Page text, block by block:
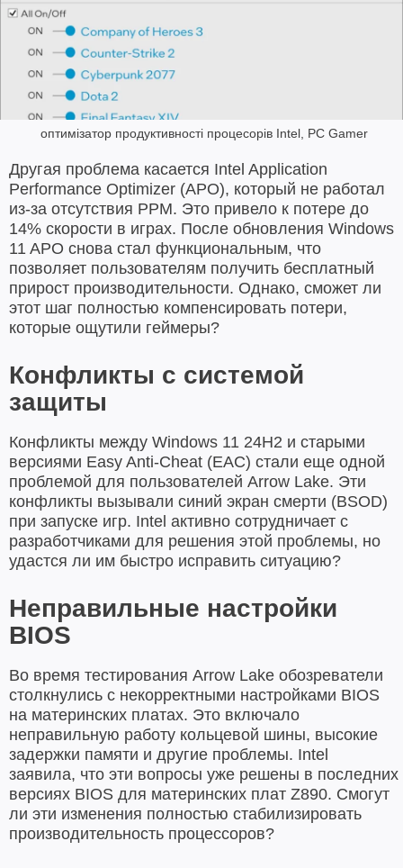
оптимізатор продуктивності процесорів Intel, PC Gamer
Другая проблема касается Intel Application
Performance Optimizer (APO), который не работал
из-за отсутствия PPM. Это привело к потере до
14% скорости в играх. После обновления Windows
11 APO снова стал функциональным, что
позволяет пользователям получить бесплатный
прирост производительности. Однако, сможет ли
этот шаг полностью компенсировать потери,
которые ощутили геймеры?
Конфликты с системой
защиты
Конфликты между Windows 11 24H2 и старыми
версиями Easy Anti-Cheat (EAC) стали еще одной
проблемой для пользователей Arrow Lake. Эти
конфликты вызывали синий экран смерти (BSOD)
при запуске игр. Intel активно сотрудничает с
разработчиками для решения этой проблемы, но
удастся ли им быстро исправить ситуацию?
Неправильные настройки
BIOS
Во время тестирования Arrow Lake обозреватели
столкнулись с некорректными настройками BIOS
на материнских платах. Это включало
неправильную работу кольцевой шины, высокие
задержки памяти и другие проблемы. Intel
заявила, что эти вопросы уже решены в последних
версиях BIOS для материнских плат Z890. Смогут
ли эти изменения полностью стабилизировать
производительность процессоров?